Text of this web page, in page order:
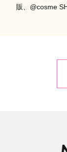
販、@cosme